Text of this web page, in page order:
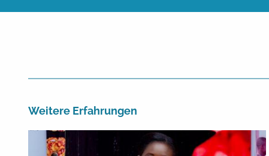
Weitere Erfahrungen